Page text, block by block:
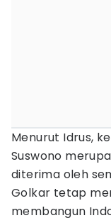
Menurut Idrus,
Suswono
diterima oleh
Golkar tetap
membangun